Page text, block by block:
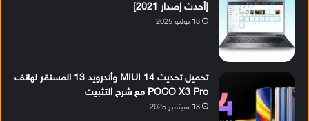
[أحدث إصدار 2021]
18 يوليو 2025
تحميل تحديث MIUI 14 وأندرويد 13 المستقر لهاتف
POCO X3 Pro مع شرح التثبيت
18 سبتمبر 2025